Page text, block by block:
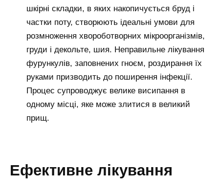
шкірні складки, в яких накопичується бруд і
частки поту, створюють ідеальні умови для
розмноження хвороботворних мікроорганізмів,
груди і декольте, шия. Неправильне лікування
фурункулів, заповнених гноєм, роздирання їх
руками призводить до поширення інфекції.
Процес супроводжує велике висипання в
одному місці, яке може злитися в великий
прищ.
ефективне лікування